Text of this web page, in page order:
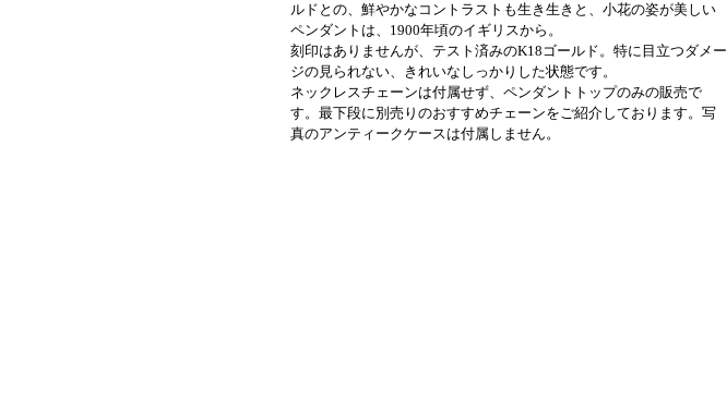
ルドとの、鮮やかなコントラストも生き生きと、小花の姿が美しい
ペンダントは、1900年頃のイギリスから。
刻印はありませんが、テスト済みのK18ゴールド。特に目立つダメー
ジの見られない、きれいなしっかりした状態です。
ネックレスチェーンは付属せず、ペンダントトップのみの販売で
す。 最下段に別売りのおすすめチェーンをご紹介しております。 写
真のアンティークケースは付属しません。